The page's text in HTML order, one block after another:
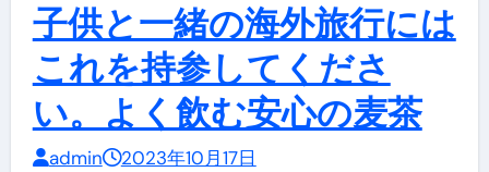
子供と一緒の海外旅行には
これを持参してくださ
い。よく飲む安心の麦茶
admin
2023年10月17日